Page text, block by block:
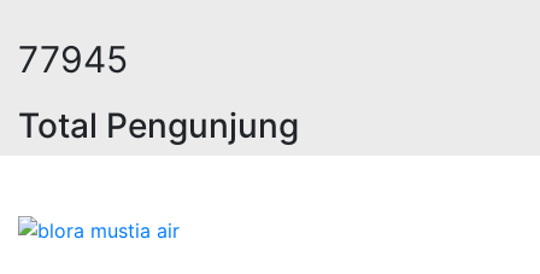
95956
Total Pengunjung